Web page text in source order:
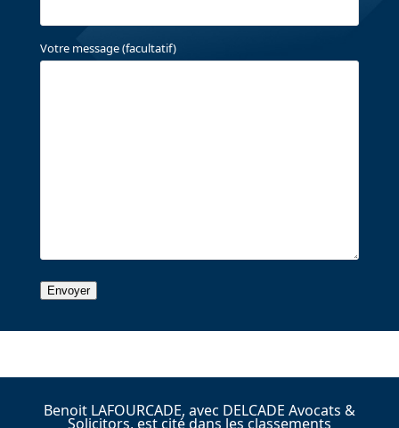
Votre message (facultatif)
Benoit LAFOURCADE, avec DELCADE Avocats &
Solicitors, est cité dans les classements